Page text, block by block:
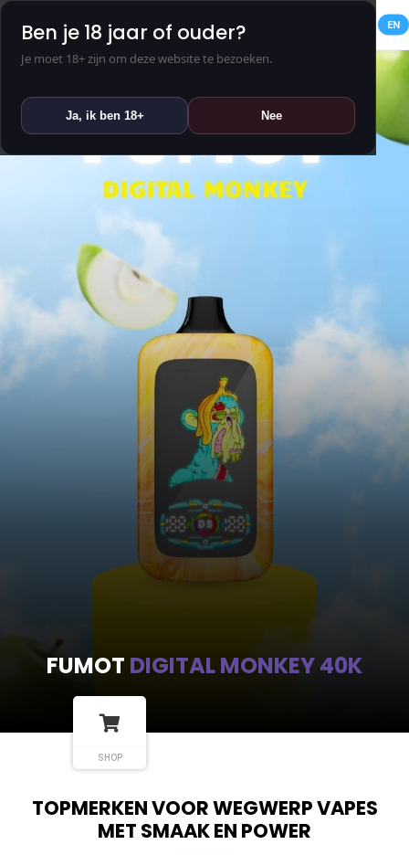
Ben je 18 jaar of ouder?
Je moet 18+ zijn om deze website te bezoeken.
Ja, ik ben 18+ Nee
EN
FUMOT DIGITAL MONKEY 40K
SHOP
TOPMERKEN VOOR WEGWERP VAPES
MET SMAAK EN POWER